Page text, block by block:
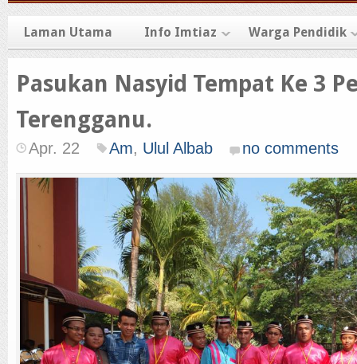
Laman Utama Info Imtiaz Warga Pendidik
Pasukan Nasyid Tempat Ke 3
Terengganu.
Apr. 22 Am, Ulul Albab no comments